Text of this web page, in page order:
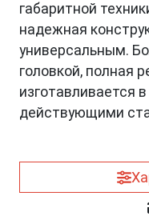
габаритной
надежная
универсальным.
головкой, полная
изготавливается
действующими